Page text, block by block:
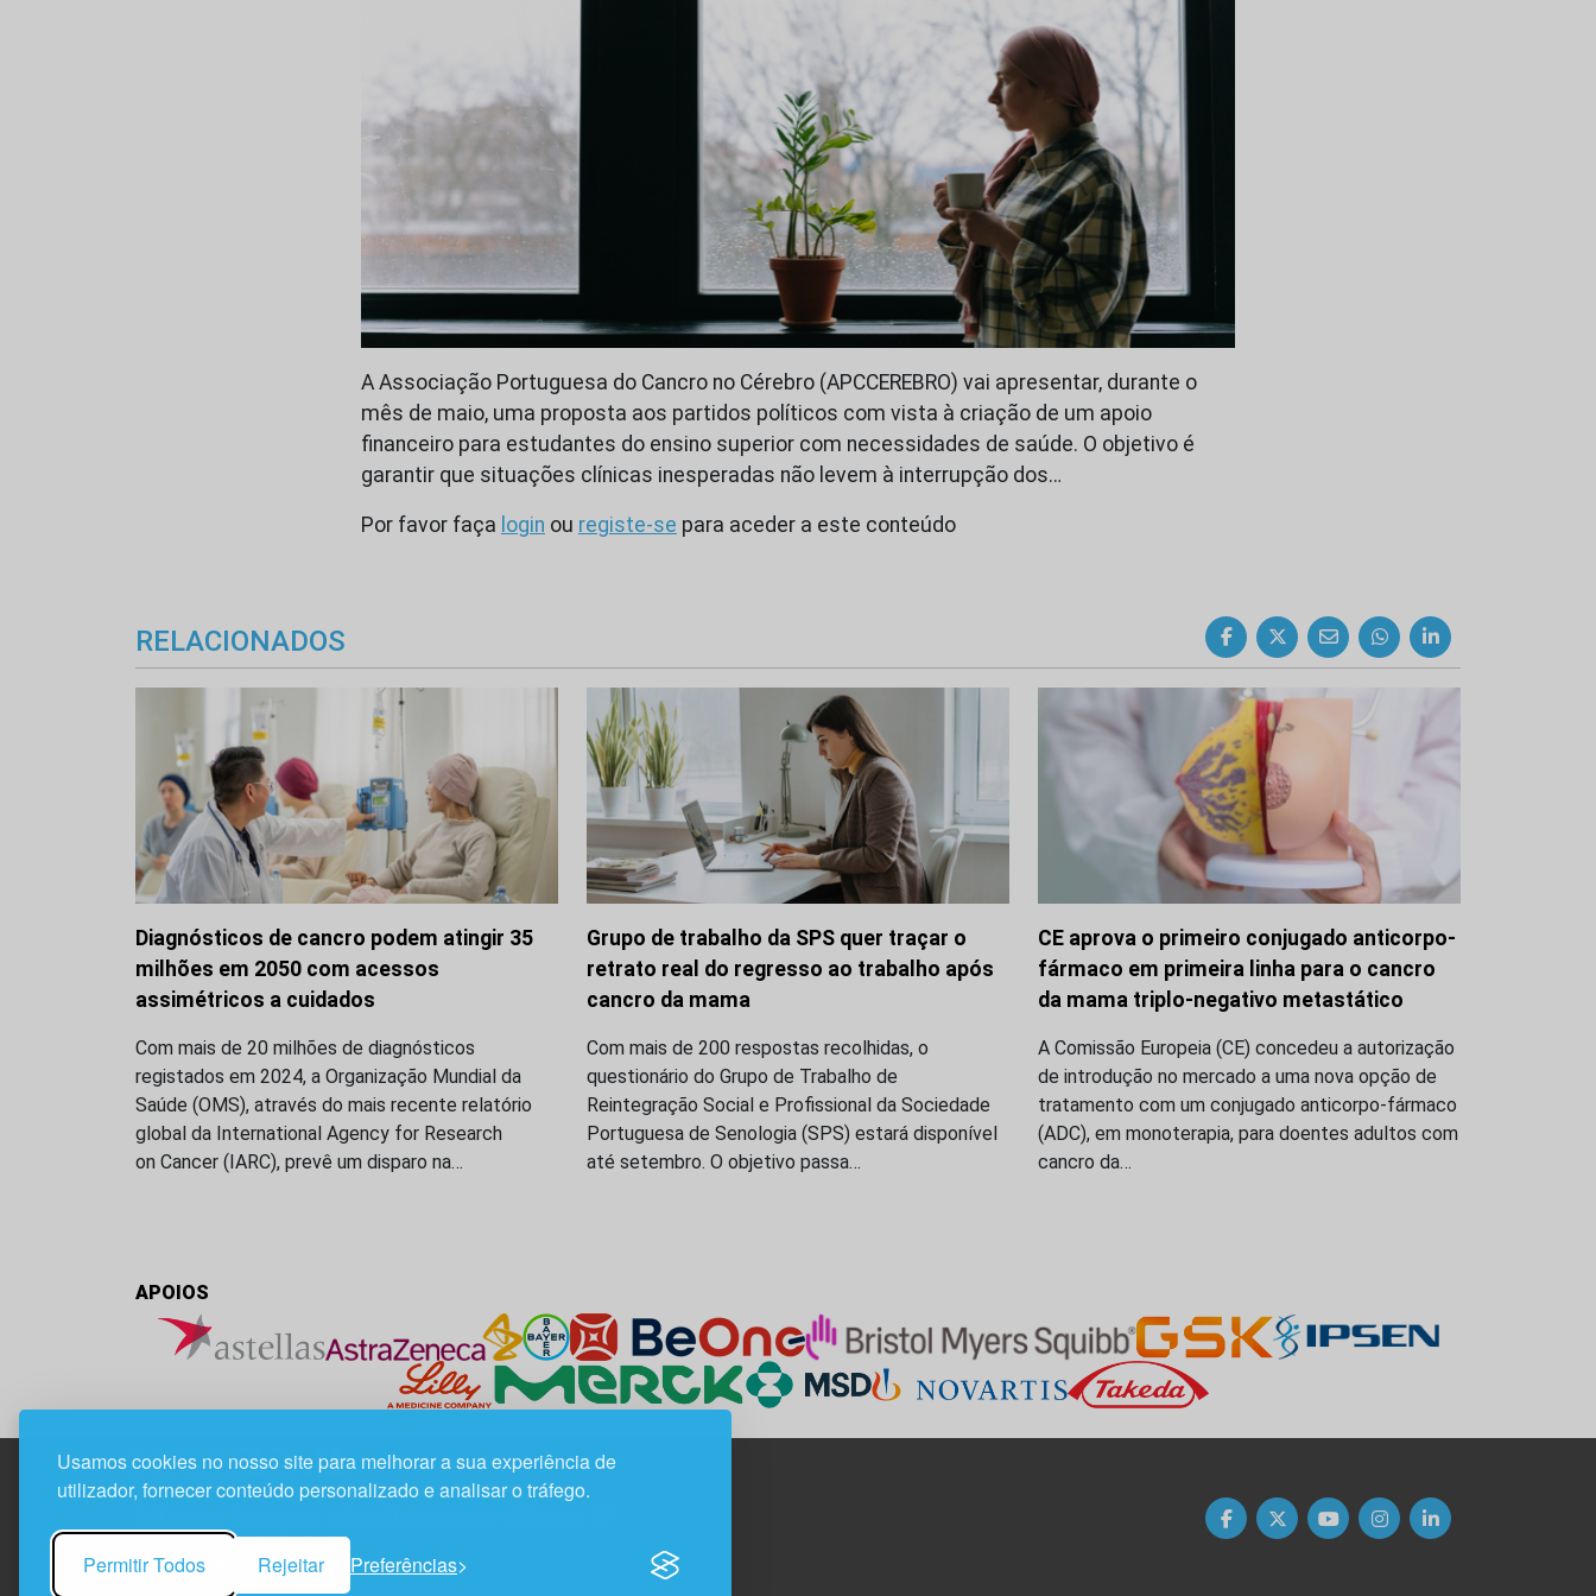
Usamos cookies no nosso site para melhorar a sua experiência de
utilizador, fornecer conteúdo personalizado e analisar o tráfego.
Permitir Todos Rejeitar Preferências
A Associação Portuguesa do Cancro no Cérebro (APCCEREBRO) vai apresentar, durante o
mês de maio, uma proposta aos partidos políticos com vista à criação de um apoio
financeiro para estudantes do ensino superior com necessidades de saúde. O objetivo é
garantir que situações clínicas inesperadas não levem à interrupção dos…
Por favor faça login ou registe-se para aceder a este conteúdo
RELACIONADOS
Diagnósticos de cancro podem atingir 35
milhões em 2050 com acessos
assimétricos a cuidados
Com mais de 20 milhões de diagnósticos
registados em 2024, a Organização Mundial da
Saúde (OMS), através do mais recente relatório
global da International Agency for Research
on Cancer (IARC), prevê um disparo na…
Grupo de trabalho da SPS quer traçar o
retrato real do regresso ao trabalho após
cancro da mama
Com mais de 200 respostas recolhidas, o
questionário do Grupo de Trabalho de
Reintegração Social e Profissional da Sociedade
Portuguesa de Senologia (SPS) estará disponível
até setembro. O objetivo passa…
CE aprova o primeiro conjugado anticorpo-
fármaco em primeira linha para o cancro
da mama triplo-negativo metastático
A Comissão Europeia (CE) concedeu a autorização
de introdução no mercado a uma nova opção de
tratamento com um conjugado anticorpo-fármaco
(ADC), em monoterapia, para doentes adultos com
cancro da…
APOIOS
1800-282 Lisboa | Portugal
21 850 40 65